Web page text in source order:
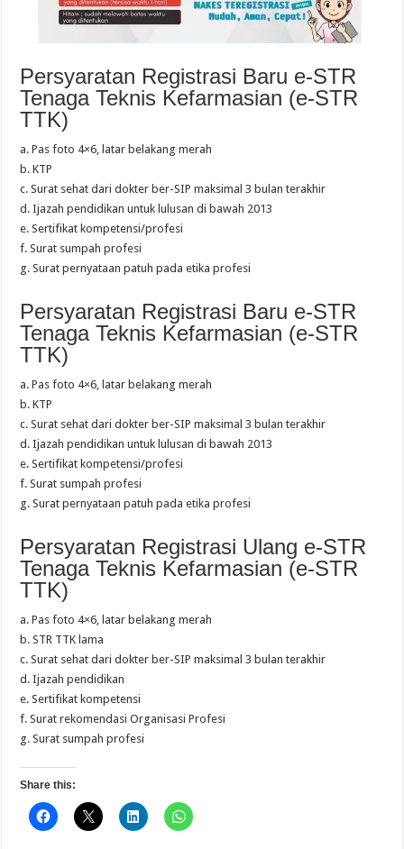
Persyaratan Registrasi Baru e-STR
Tenaga Teknis Kefarmasian (e-STR
TTK)
a. Pas foto 4×6, latar belakang merah
b. KTP
c. Surat sehat dari dokter ber-SIP maksimal 3 bulan terakhir
d. Ijazah pendidikan untuk lulusan di bawah 2013
e. Sertifikat kompetensi/profesi
f. Surat sumpah profesi
g. Surat pernyataan patuh pada etika profesi
Persyaratan Registrasi Baru e-STR
Tenaga Teknis Kefarmasian (e-STR
TTK)
a. Pas foto 4×6, latar belakang merah
b. KTP
c. Surat sehat dari dokter ber-SIP maksimal 3 bulan terakhir
d. Ijazah pendidikan untuk lulusan di bawah 2013
e. Sertifikat kompetensi/profesi
f. Surat sumpah profesi
g. Surat pernyataan patuh pada etika profesi
Persyaratan Registrasi Ulang e-STR
Tenaga Teknis Kefarmasian (e-STR
TTK)
a. Pas foto 4×6, latar belakang merah
b. STR TTK lama
c. Surat sehat dari dokter ber-SIP maksimal 3 bulan terakhir
d. Ijazah pendidikan
e. Sertifikat kompetensi
f. Surat rekomendasi Organisasi Profesi
g. Surat sumpah profesi
Share this: